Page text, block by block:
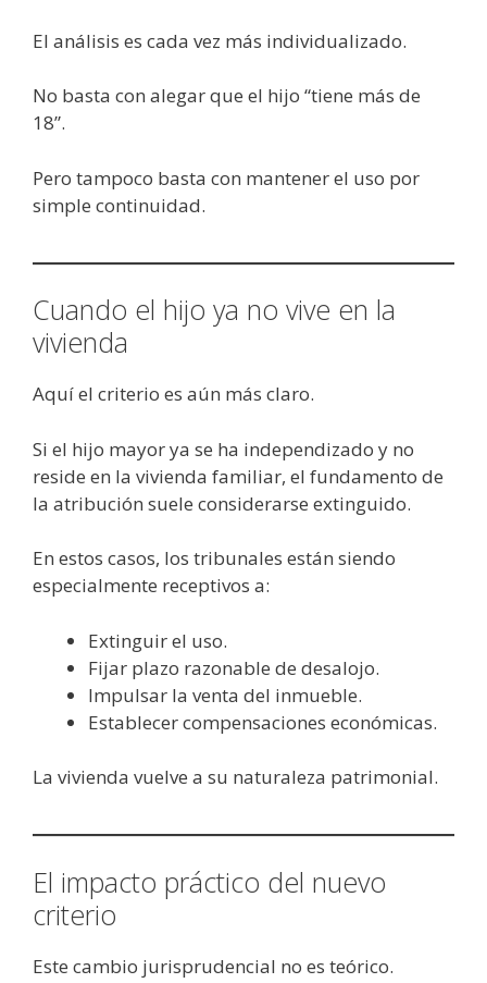
El análisis es cada vez más individualizado.
No basta con alegar que el hijo “tiene más de
18”.
Pero tampoco basta con mantener el uso por
simple continuidad.
Cuando el hijo ya no vive en la
vivienda
Aquí el criterio es aún más claro.
Si el hijo mayor ya se ha independizado y no
reside en la vivienda familiar, el fundamento de
la atribución suele considerarse extinguido.
En estos casos, los tribunales están siendo
especialmente receptivos a:
Extinguir el uso.
Fijar plazo razonable de desalojo.
Impulsar la venta del inmueble.
Establecer compensaciones económicas.
La vivienda vuelve a su naturaleza patrimonial.
El impacto práctico del nuevo
criterio
Este cambio jurisprudencial no es teórico.